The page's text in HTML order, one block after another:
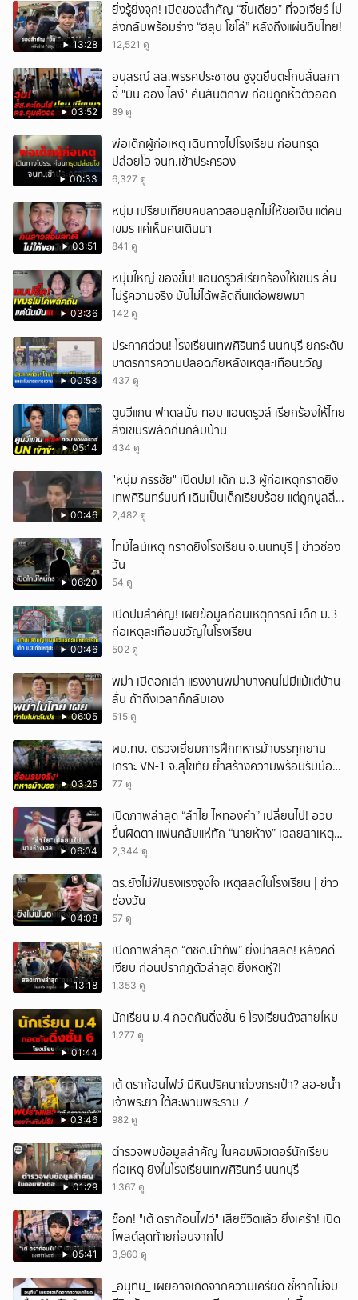
13:28
ยิ่งรู้ยิ่งจุก! เปิดของสำคัญ “ชิ้นเดียว” ที่จอเจียร์ ไม่
ส่งกลับพร้อมร่าง “ฮลุน โซโล่” หลังถึงแผ่นดินไทย!
12,521 ดู
03:52
อนุสรณ์ สส.พรรคประชาชน ชูจุดยืนตะโกนลั่นสภา
จี้ "มิน ออง ไลง์" คืนสันติภาพ ก่อนถูกหิ้วตัวออก
89 ดู
00:33
พ่อเด็กผู้ก่อเหตุ เดินทางไปโรงเรียน ก่อนทรุด
ปล่อยโฮ จนท.เข้าประครอง
6,327 ดู
03:51
หนุ่ม เปรียบเทียบคนลาวสอนลูกไม่ให้ขอเงิน แต่คน
เขมร แค่เห็นคนเดินมา
841 ดู
03:36
หนุ่มใหญ่ ของขึ้น! แอนดรูวส์เรียกร้องให้เขมร ลั่น
ไม่รู้ความจริง มันไม่ได้พลัดถิ่นแต่อพยพมา
142 ดู
00:53
ประกาศด่วน! โรงเรียนเทพศิรินทร์ นนทบุรี ยกระดับ
มาตรการความปลอดภัยหลังเหตุสะเทือนขวัญ
437 ดู
05:14
ตูนวีแกน ฟาดสนั่น ทอม แอนดรูวส์ เรียกร้องให้ไทย
ส่งเขมรพลัดถิ่นกลับบ้าน
434 ดู
00:46
"หนุ่ม กรรชัย" เปิดปม! เด็ก ม.3 ผู้ก่อเหตุกราดยิง
เทพศิรินทร์นนท์ เดิมเป็นเด็กเรียบร้อย แต่ถูกบูลลี่
หนัก คาดแรงกดดันสะสมกลายเป็นแรงแค้น จนก่อ
2,482 ดู
06:20
ไทม์ไลน์เหตุ กราดยิงโรงเรียน จ.นนทบุรี | ข่าวช่อง
วัน
54 ดู
00:46
เปิดปมสำคัญ! เผยข้อมูลก่อนเหตุการณ์ เด็ก ม.3
ก่อเหตุสะเทือนขวัญในโรงเรียน
502 ดู
06:05
พม่า เปิดอกเล่า แรงงานพม่าบางคนไม่มีแม้แต่บ้าน
ลั่น ถ้าถึงเวลาก็กลับเอง
515 ดู
03:25
ผบ.ทบ. ตรวจเยี่ยมการฝึกทหารม้าบรรทุกยาน
เกราะ VN-1 จ.สุโขทัย ย้ำสร้างความพร้อมรับมือ
ทุกสถานการณ์
77 ดู
06:04
เปิดภาพล่าสุด “ลำไย ไหทองคำ” เปลี่ยนไป! อวบ
ขึ้นผิดตา แฟนคลับแห่ทัก “นายห้าง” เฉลยสาเหตุ
ชัด!
2,344 ดู
04:08
ตร.ยังไม่ฟันธงแรงจูงใจ เหตุสลดในโรงเรียน | ข่าว
ช่องวัน
57 ดู
13:18
เปิดภาพล่าสุด “ตชด.นำทัพ” ยิ่งน่าสลด! หลังคดี
เงียบ ก่อนปรากฎตัวล่าสุด ยิ่งหดหู่?!
1,353 ดู
01:44
นักเรียน ม.4 กอดกันดิ่งชั้น 6 โรงเรียนดังสายไหม
1,277 ดู
03:46
เต้ ดราก้อนไฟว์ มีหินปริศนาถ่วงกระเป๋า? ลอ-ยน้ำ
เจ้าพระยา ใต้สะพานพระราม 7
982 ดู
01:29
ตำรวจพบข้อมูลสำคัญ ในคอมพิวเตอร์นักเรียน
ก่อเหตุ ยิงในโรงเรียนเทพศิรินทร์ นนทบุรี
1,367 ดู
05:41
ช็อก! "เต้ ดราก้อนไฟว์" เสียชีวิตแล้ว ยิ่งเศร้า! เปิด
โพสต์สุดท้ายก่อนจากไป
3,960 ดู
_อนุทิน_ เผยอาจเกิดจากความเครียด ชี้หากไม่จบ